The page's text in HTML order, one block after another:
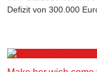
Defizit von 300.000